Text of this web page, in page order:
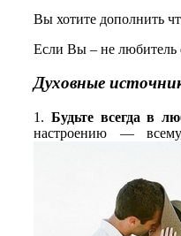
Вы хотите дополнить
Если Вы – не любитель
Духовные
1. Будьте всегда в
настроению —